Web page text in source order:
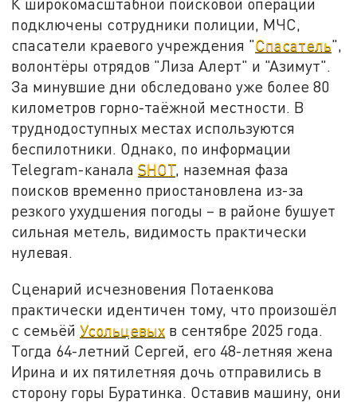
К широкомасштабной поисковой операции
подключены сотрудники полиции, МЧС,
спасатели краевого учреждения "Спасатель",
волонтёры отрядов "Лиза Алерт" и "Азимут".
За минувшие дни обследовано уже более 80
километров горно-таёжной местности. В
труднодоступных местах используются
беспилотники. Однако, по информации
Telegram-каналаSHOT, наземная фаза
поисков временно приостановлена из-за
резкого ухудшения погоды – в районе бушует
сильная метель, видимость практически
нулевая.
Сценарий исчезновения Потаенкова
практически идентичен тому, что произошёл
с семьёйУсольцевых в сентябре 2025 года.
Тогда 64-летний Сергей, его 48-летняя жена
Ирина и их пятилетняя дочь отправились в
сторону горы Буратинка. Оставив машину, они